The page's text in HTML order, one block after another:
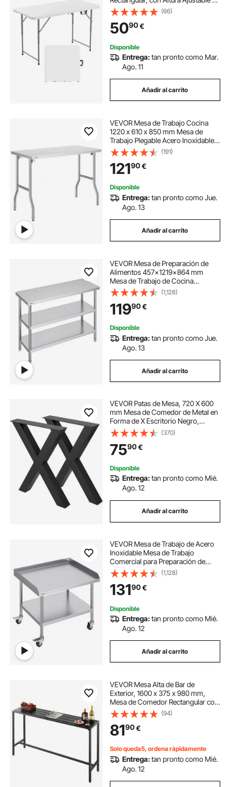
Asa Integrada, para Fiestas, Picnics
y Camping, Blanco, 1220 x 600 x
(480/610/740) mm, a 4 a 6 Adultos
(66)
5090€
Disponible
Entrega:tan pronto como Mar.
Ago. 11
Añadir al carrito
VEVOR Mesa de Trabajo Cocina
1220 x 610 x 850 mm Mesa de
Trabajo Plegable Acero Inoxidable
Capacidad de 300 kg Mesa Acero
Inoxidable con Pies Ajustables para
Camping Cocina Comercial
Lavadero Garaje
(191)
12190€
Disponible
Entrega:tan pronto como Jue.
Ago. 13
Añadir al carrito
VEVOR Mesa de Preparación de
Alimentos 457x1219x864 mm
Mesa de Trabajo de Cocina
Comercial de Acero Inoxidable con
2 Estantes Inferiores Ajustables
Mesa de Preparación para Parrilla,
Cocina, Hogar
(1,128)
11990€
Disponible
Entrega:tan pronto como Jue.
Ago. 13
Añadir al carrito
VEVOR Patas de Mesa, 720 X 600
mm Mesa de Comedor de Metal en
Forma de X Escritorio Negro,
Conjunto de 2 Patas de Mesa de
Acero de Calidad, Patas para
Muebles Tienda de Café Bar de
Oficina en Casa
(370)
7590€
Disponible
Entrega:tan pronto como Mié.
Ago. 12
Añadir al carrito
VEVOR Mesa de Trabajo de Acero
Inoxidable Mesa de Trabajo
Comercial para Preparación de
Alimentos con 4 Ruedas
Salpicadero de 3 Lados Mesa de
Trabajo 762x914x762 mm Mesa de
Trabajo para Restaurante
(1,128)
13190€
Disponible
Entrega:tan pronto como Mié.
Ago. 12
Añadir al carrito
VEVOR Mesa Alta de Bar de
Exterior, 1600 x 375 x 980 mm,
Mesa de Comedor Rectangular con
Tablero Impermeable y Estructura
de Metal Resistente, Mueble de
Jardín para Patio, Terraza, Piscina,
Negro
(94)
8190€
Solo queda5, ordena rápidamente
Entrega:tan pronto como Mié.
Ago. 12